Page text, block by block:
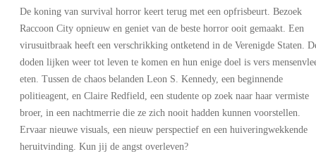
Xbox Live
Account
•
10.08 EUR
-75 %
De koning van survival horror keert terug met een opfrisbeurt. Bezoek
Raccoon City opnieuw en geniet van de beste horror ooit gemaakt. Een
virusuitbraak heeft een verschrikking ontketend in de Verenigde Staten.
doden lijken weer tot leven te komen en hun enige doel is vers
eten. Tussen de chaos belanden Leon S. Kennedy, een beginnende
politieagent, en Claire Redfield, een studente op zoek naar haar vermiste
broer, in een nachtmerrie die ze zich nooit hadden kunnen voorstellen.
Ervaar nieuwe visuals, een nieuw perspectief en een huiveringwekkende
heruitvinding. Kun jij de angst overleven?